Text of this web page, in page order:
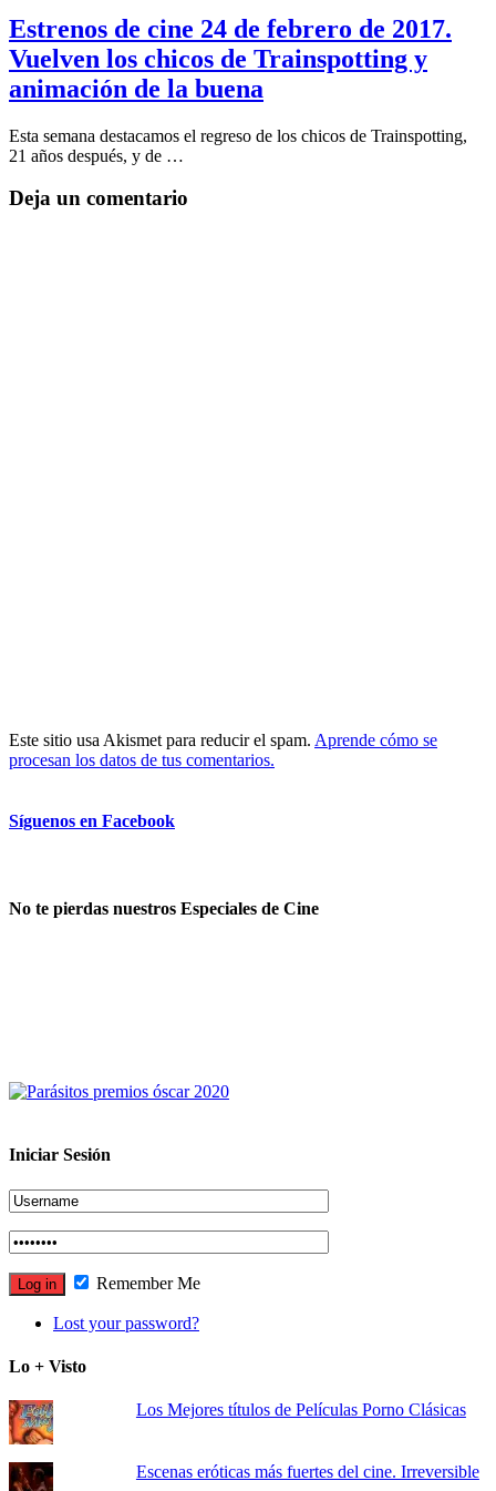
Estrenos de cine 24 de febrero de 2017.
Vuelven los chicos de Trainspotting y
animación de la buena
Esta semana destacamos el regreso de los chicos de Trainspotting,
21 años después, y de …
Deja un comentario
Este sitio usa Akismet para reducir el spam. Aprende cómo se
procesan los datos de tus comentarios.
Síguenos en Facebook
No te pierdas nuestros Especiales de Cine
Iniciar Sesión
Remember Me
Lost your password?
Lo + Visto
Los Mejores títulos de Películas Porno Clásicas
Escenas eróticas más fuertes del cine. Irreversible